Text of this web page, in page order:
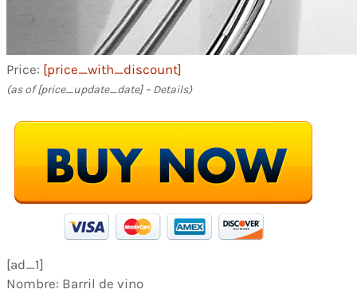
Price: [price_with_discount]
(as of [price_update_date] – Details)
[ad_1]
Nombre: Barril de vino